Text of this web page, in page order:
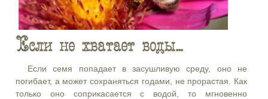
Если не хватает воды...
Если семя попадает в засушливую среду, оно не
погибает, а может сохраняться годами, не прорастая. Как
только оно соприкасается с водой, то мгновенно